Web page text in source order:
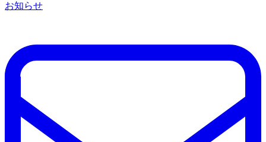
お知らせ